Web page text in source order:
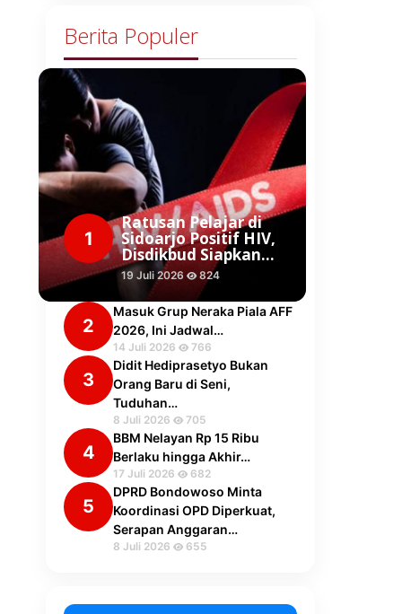
Berita Populer
1
Ratusan Pelajar di
Sidoarjo Positif HIV,
Disdikbud Siapkan…
19 Juli 2026 824
2
Masuk Grup Neraka Piala AFF
2026, Ini Jadwal…
14 Juli 2026 766
3
Didit Hediprasetyo Bukan
Orang Baru di Seni,
Tuduhan…
8 Juli 2026 705
4
BBM Nelayan Rp 15 Ribu
Berlaku hingga Akhir…
17 Juli 2026 682
5
DPRD Bondowoso Minta
Koordinasi OPD Diperkuat,
Serapan Anggaran…
8 Juli 2026 655